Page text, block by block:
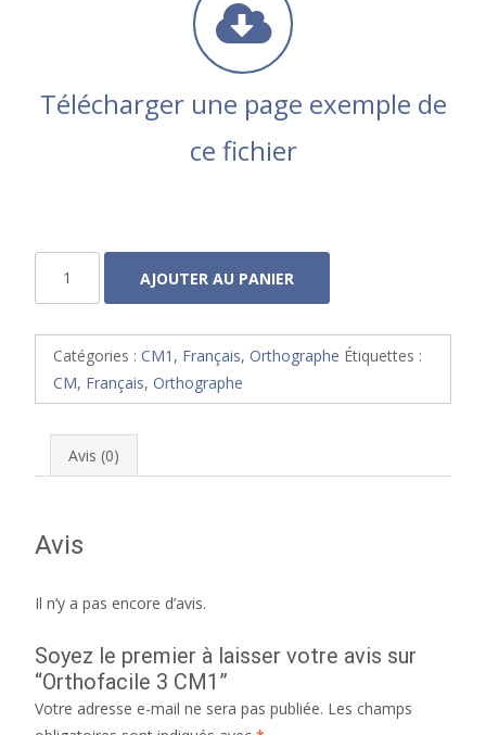
Télécharger une page exemple de
ce fichier
CM1
AJOUTER AU PANIER
Catégories : CM1 , Français, Orthographe Étiquettes :
CM, Français, Orthographe
Avis (0)
Avis
Il n’y a pas encore d’avis.
Soyez le premier à laisser votre avis sur
“Orthofacile 3 CM1”
Votre adresse e-mail ne sera pas publiée. Les champs